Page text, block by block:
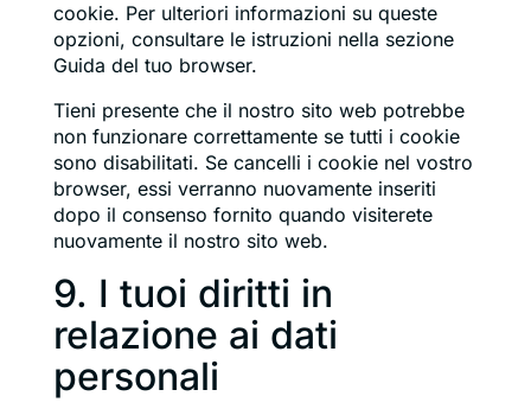
cookie. Per ulteriori informazioni su queste
opzioni, consultare le istruzioni nella sezione
Guida del tuo browser.
Tieni presente che il nostro sito web potrebbe
non funzionare correttamente se tutti i cookie
sono disabilitati. Se cancelli i cookie nel vostro
browser, essi verranno nuovamente inseriti
dopo il consenso fornito quando visiterete
nuovamente il nostro sito web.
9. I tuoi diritti in
relazione ai dati
personali